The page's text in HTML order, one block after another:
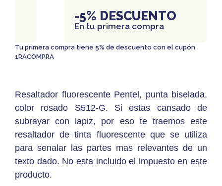
Resaltador fluorescente Pentel, punta biselada,
color rosado S512-G. Si estas cansado de
subrayar con lapiz, por eso te traemos este
resaltador de tinta fluorescente que se utiliza
para senalar las partes mas relevantes de un
texto dado. No esta incluido el impuesto en este
producto.
-5% DESCUENTO
En tu primera compra
Tu primera compra tiene 5% de descuento con el cupón
1RACOMPRA